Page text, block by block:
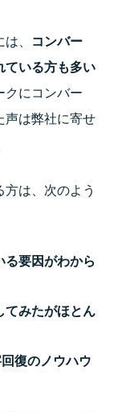
、
コンバー
ている方も多い
クにコンバー
声は弊社に寄せ
は、次のよう
る要因がわから
てみたがほとん
復のノウハウ